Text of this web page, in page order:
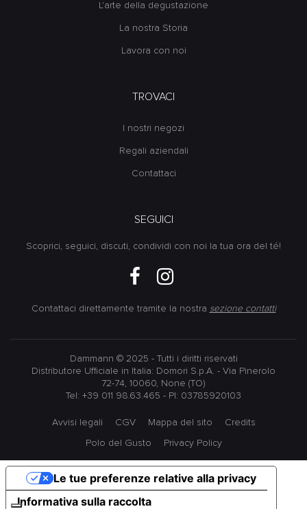
L'arte della degustazione
La nostra Storia
Lavora con noi
TROVACI
I nostri negozi
Regali aziendali
Contattaci
SEGUICI
Scoprici, seguici, discuti, condividi con noi la tua ora del té!
Contattaci direttamente tramite la nostra sezione contatti
Dammann © 2025 - Tutti i diritti riservati
Distributore Ufficiale in Italia: Domori S.p.A. - Via Pinerolo
72-74, 10060, None (TO)
Tel: +39 011 98.63.465 - PI: 03785920103
Avvisi legali CGV Mappa del sito Credits
Polo del Gusto Privacy Policy
Informativa sulla raccolta
Le tue preferenze relative alla privacy